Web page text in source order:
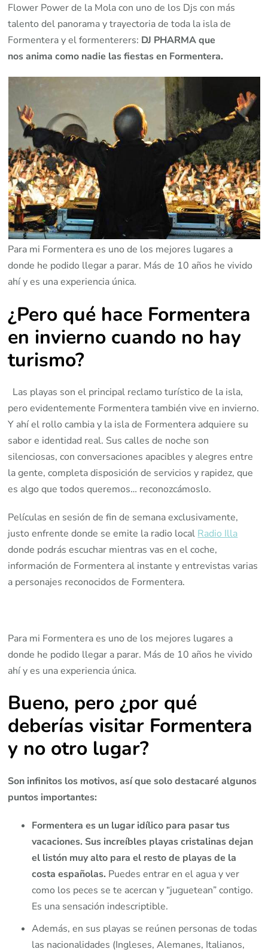
Flower Power de la Mola con uno de los Djs con más
talento del panorama y trayectoria de toda la isla de
Formentera y el formenterers: DJ PHARMA que
nos anima como nadie las fiestas en Formentera.
Para mi Formentera es uno de los mejores lugares a
donde he podido llegar a parar. Más de 10 años he vivido
ahí y es una experiencia única.
¿Pero qué hace Formentera
en invierno cuando no hay
turismo?
Las playas son el principal reclamo turístico de la isla,
pero evidentemente Formentera también vive en invierno.
Y ahí el rollo cambia y la isla de Formentera adquiere su
sabor e identidad real. Sus calles de noche son
silenciosas, con conversaciones apacibles y alegres entre
la gente, completa disposición de servicios y rapidez, que
es algo que todos queremos… reconozcámoslo.
Películas en sesión de fin de semana exclusivamente,
justo enfrente donde se emite la radio local Radio Illa
donde podrás escuchar mientras vas en el coche,
información de Formentera al instante y entrevistas varias
a personajes reconocidos de Formentera.
Para mi Formentera es uno de los mejores lugares a
donde he podido llegar a parar. Más de 10 años he vivido
ahí y es una experiencia única.
Bueno, pero ¿por qué
deberías visitar Formentera
y no otro lugar?
Son infinitos los motivos, así que solo destacaré algunos
puntos importantes:
Formentera es un lugar idílico para pasar tus
vacaciones. Sus increíbles playas cristalinas dejan
el listón muy alto para el resto de playas de la
costa españolas. Puedes entrar en el agua y ver
como los peces se te acercan y “juguetean” contigo.
Es una sensación indescriptible.
Además, en sus playas se reúnen personas de todas
las nacionalidades (Ingleses, Alemanes, Italianos,